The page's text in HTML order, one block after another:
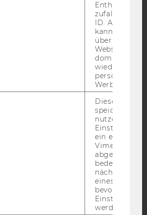
Blog
Bluesky
WEBSEITE
SOCIAL MEDIA
UND STUDIERENDE
Enthält eine
ID. Anhand
kann Google
über
Websites
Werbung
Dieses Cookie
speichert
ein
Vimeo-Video
abgespielt
bedeutet,
nächsten
eines Vimeo-
bevorzugten
werden.